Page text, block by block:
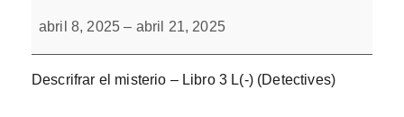
el
misterio
Libro
abril 8, 2025 – abril 21, 2025
Descrifrar el misterio – Libro 3 L(-) (Detectives)